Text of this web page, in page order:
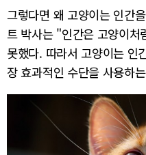
그렇다면 왜 고양이는 인간
트 박사는 "인간은 고양이처
못했다. 따라서 고양이는 인
장 효과적인 수단을 사용하